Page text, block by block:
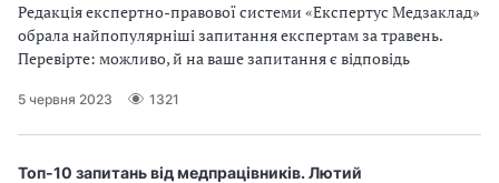
Редакція експертно-правової системи «Експертус Медзаклад»
обрала найпопулярніші запитання експертам за травень.
Перевірте: можливо, й на ваше запитання є відповідь
5 червня 2023 1321
Топ-10 запитань від медпрацівників. Лютий
т
р
и
т